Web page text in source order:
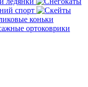
спорт
коньки
ортоковрики